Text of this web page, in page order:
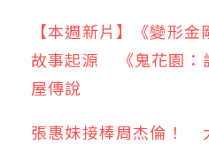
【本週新片】《變形
故事起源 《鬼花園：
屋傳說
張惠妹接棒周杰倫！